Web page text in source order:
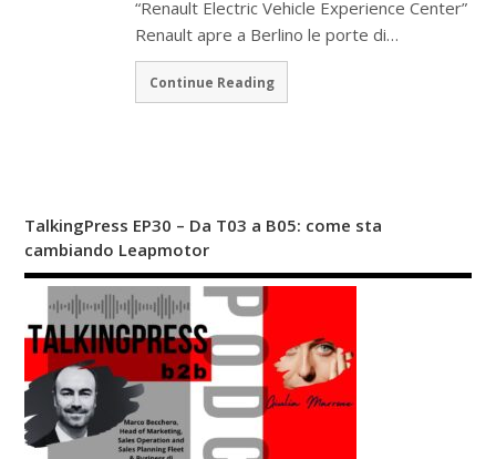
“Renault Electric Vehicle Experience Center”
Renault apre a Berlino le porte di…
Continue Reading
TalkingPress EP30 – Da T03 a B05: come sta
cambiando Leapmotor